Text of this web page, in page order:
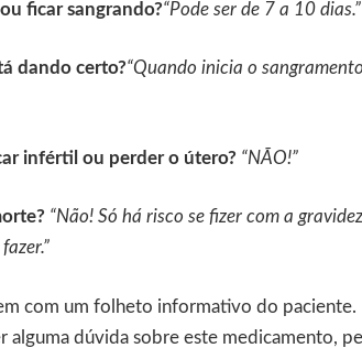
ficar sangrando?“Pode ser de 7 a 10 dias.”
dando certo?“Quando inicia o
infértil ou perder o útero? “NÃO!”
“Não! Só há risco se fizer com a
com um folheto informativo do paciente.
alguma dúvida sobre este medicamento,